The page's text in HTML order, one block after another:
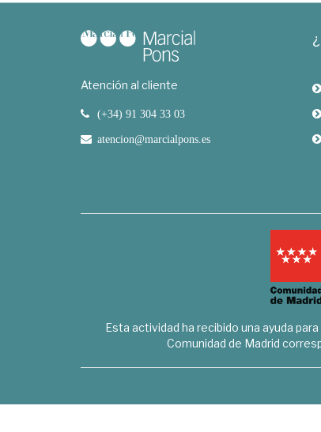
Atención al cliente
(+34) 91 304 33 03
atencion@marcialpons.es
Esta actividad ha recibido una ayuda
Comunidad de Madrid